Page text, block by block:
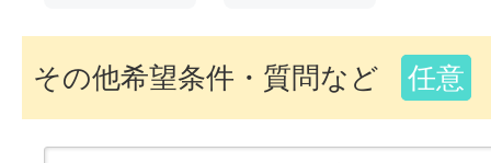
その他希望条件・質問など 任意